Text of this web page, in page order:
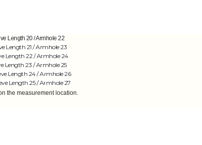
Length 20 / Armhole 22
Length 21 / Armhole 23
Length 22 / Armhole 24
Length 23 / Armhole 25
Length 24 / Armhole 26
Length 25 / Armhole 27
the measurement location.